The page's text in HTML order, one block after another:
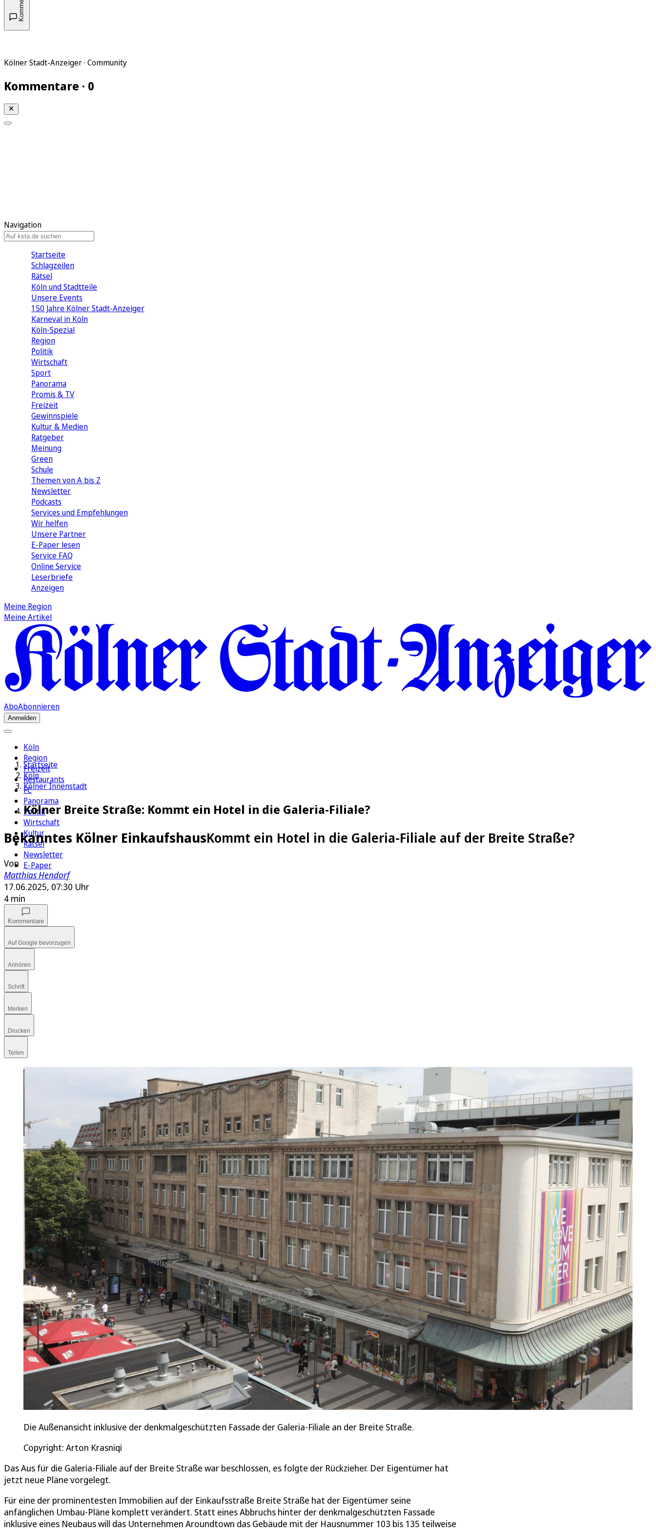
Kölner Stadt-Anzeiger · Community
Kommentare · 0
Navigation
Startseite
Schlagzeilen
Rätsel
Köln und Stadtteile
Unsere Events
150 Jahre Kölner Stadt-Anzeiger
Karneval in Köln
Köln-Spezial
Region
Politik
Wirtschaft
Sport
Panorama
Promis & TV
Freizeit
Gewinnspiele
Kultur & Medien
Ratgeber
Meinung
Green
Schule
Themen von A bis Z
Newsletter
Podcasts
Services und Empfehlungen
Wir helfen
Unsere Partner
E-Paper lesen
Service FAQ
Online Service
Leserbriefe
Anzeigen
Meine Region
Meine Artikel
AboAbonnieren
Anmelden
Köln
Region
Freizeit
Restaurants
FC
Panorama
Politik
Wirtschaft
Kultur
Rätsel
Newsletter
E-Paper
Startseite
Köln
Kölner Innenstadt
Kölner Breite Straße: Kommt ein Hotel in die Galeria-Filiale?
Bekanntes Kölner EinkaufshausKommt ein Hotel in die Galeria-Filiale auf der Breite Straße?
Von
Matthias Hendorf
17.06.2025, 07:30 Uhr
4 min
Kommentare
Auf Google bevorzugen
Anhören
Schrift
Merken
Drucken
Teilen
Die Außenansicht inklusive der denkmalgeschützten Fassade der Galeria-Filiale an der Breite Straße.
Copyright: Arton Krasniqi
Das Aus für die Galeria-Filiale auf der Breite Straße war beschlossen, es folgte der Rückzieher. Der Eigentümer hat
jetzt neue Pläne vorgelegt.
Für eine der prominentesten Immobilien auf der Einkaufsstraße Breite Straße hat der Eigentümer seine
anfänglichen Umbau-Pläne komplett verändert. Statt eines Abbruchs hinter der denkmalgeschützten Fassade
inklusive eines Neubaus will das Unternehmen Aroundtown das Gebäude mit der Hausnummer 103 bis 135 teilweise